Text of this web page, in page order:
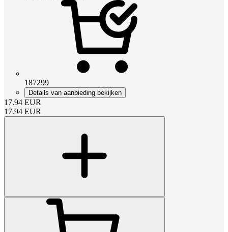
187299
Details van aanbieding bekijken
17.94 EUR
17.94 EUR